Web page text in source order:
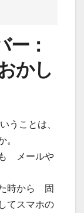
：
かし
うことは、
。
も メールや
時から 固
てスマホの